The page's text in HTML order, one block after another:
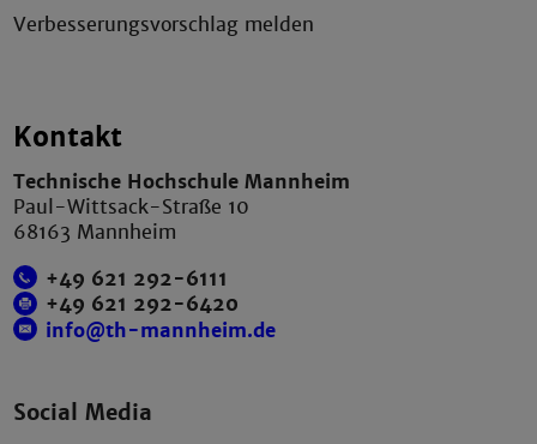
Verbesserungsvorschlag melden
Kontakt
Technische Hochschule Mannheim
Paul-Wittsack-Straße 10
68163 Mannheim
+49 621 292-6111
+49 621 292-6420
info@th-mannheim.de
Social Media